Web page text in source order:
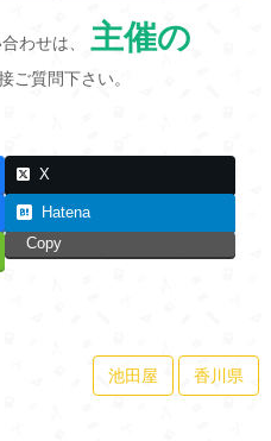
わせは、 主催の
ご質問下さい。
X
Hatena
Copy
池田屋 香川県